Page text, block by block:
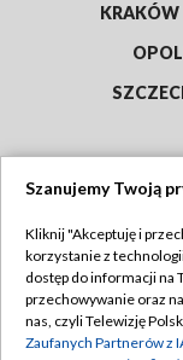
KRAKÓW
Abonament TVP
Emisja w TVP
Szanujemy Twoją
Kliknij "Akceptuję i
korzystanie z
dostęp do informacji na
przechowywanie oraz
nas, czyli Telewizję
Zaufanych Partnerów z